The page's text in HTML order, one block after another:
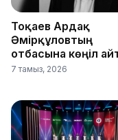
Тоқаев Ардақ
Әмірқұловтың
отбасына көңіл
7 тамыз, 2026